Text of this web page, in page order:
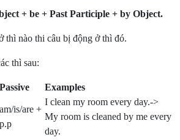
+ be + Past Participle + by Object.
nào thi câu bị động ở thì đó.
thì sau:
Passive
Examples
am/is/are +
p.p
I clean my room every day.->
My room is cleaned by me every
day.